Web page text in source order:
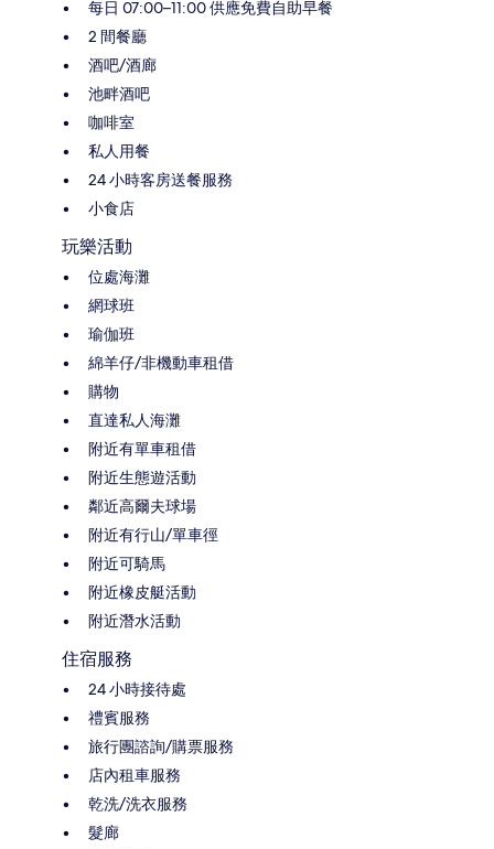
每日 07:00–11:00 供應免費自助早餐
2 間餐廳
酒吧/酒廊
池畔酒吧
咖啡室
私人用餐
24 小時客房送餐服務
小食店
玩樂活動
位處海灘
網球班
瑜伽班
綿羊仔/非機動車租借
購物
直達私人海灘
附近有單車租借
附近生態遊活動
鄰近高爾夫球場
附近有行山/單車徑
附近可騎馬
附近橡皮艇活動
附近潛水活動
住宿服務
24 小時接待處
禮賓服務
旅行團諮詢/購票服務
店內租車服務
乾洗/洗衣服務
髮廊